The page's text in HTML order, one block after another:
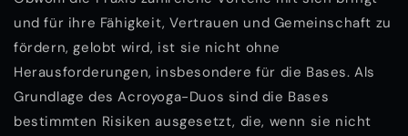
und für ihre Fähigkeit, Vertrauen und Gemeinschaft zu
fördern, gelobt wird, ist sie nicht ohne
Herausforderungen, insbesondere für die Bases. Als
Grundlage des Acroyoga-Duos sind die Bases
bestimmten Risiken ausgesetzt, die, wenn sie nicht